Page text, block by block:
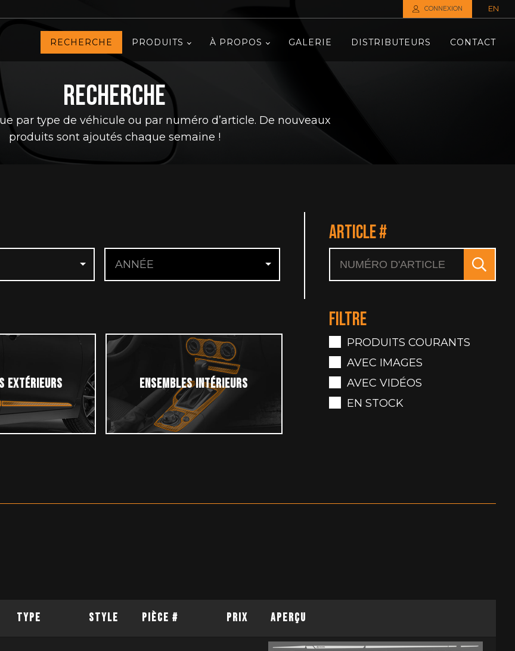
CONNEXION EN
RECHERCHE PRODUITS À PROPOS GALERIE DISTRIBUTEURS CONTACT
Recherche
par type de véhicule ou par numéro d’article. De nouveaux
produits sont ajoutés chaque semaine !
ANNÉE
ARTICLE #
EXTÉRIEURS ENSEMBLES INTÉRIEURS
FILTRE
PRODUITS COURANTS
AVEC IMAGES
AVEC VIDÉOS
EN STOCK
TYPE STYLE PIÈCE # PRIX APERÇU